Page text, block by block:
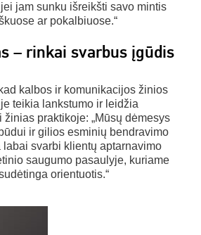
jam sunku išreikšti savo mintis
ar pokalbiuose.“
– rinkai svarbus įgūdis
kalbos ir komunikacijos žinios
teikia lankstumo ir leidžia
žinias praktikoje: „Mūsų dėmesys
ir gilios esminių bendravimo
labai svarbi klientų aptarnavimo
saugumo pasaulyje, kuriame
orientuotis.“